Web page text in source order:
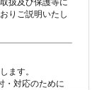
りご説明いたし
ます。
・対応のために